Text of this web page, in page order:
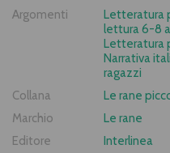
Argomenti
Letteratura
lettura 6-8
Letteratura
Narrativa
ragazzi
Collana
Le rane
Marchio
Le rane
Editore
Interlinea